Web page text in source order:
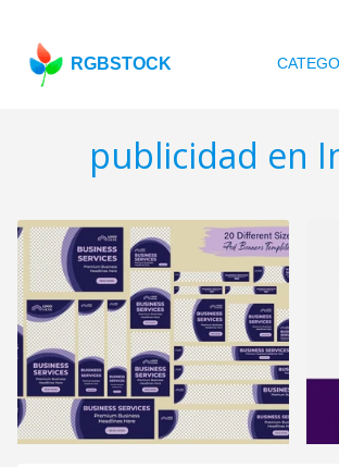
RGBSTOCK
publicidad en